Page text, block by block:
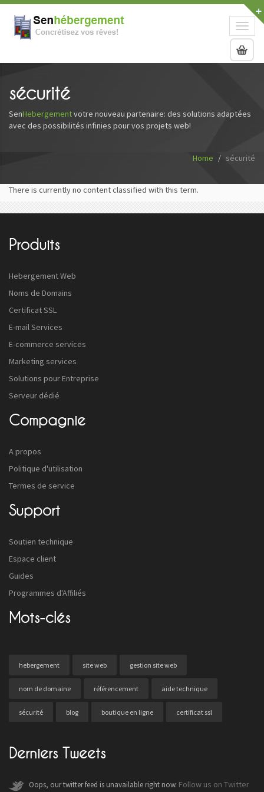
sécurité
SenHebergementvotre nouveau partenaire: des solutions adaptées
avec des possibilités infinies pour vos projets web!
Home sécurité
There is currently no content classified with this term.
Produits
Hebergement Web
Noms de Domains
Certificat SSL
E-mail Services
E-commerce services
Marketing services
Solutions pour Entreprise
Serveur dédié
Compagnie
A propos
Politique d'utilisation
Termes de service
Support
Soutien technique
Espace client
Guides
Programmes d'Affiliés
Mots-clés
hebergement site web gestion site web
nom de domaine référencement aide technique
sécurité blog boutique en ligne certificat ssl
Derniers Tweets
Oops, our twitter feed is unavailable right now. Follow us on Twitter